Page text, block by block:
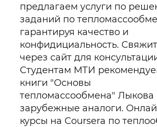
предлагаем услуги по
заданий по
гарантируя качество и
конфидициальность.
через сайт для
Студентам МТИ
книги "Основы
тепломассообмена" Лыкова
зарубежные аналоги.
курсы на Coursera по